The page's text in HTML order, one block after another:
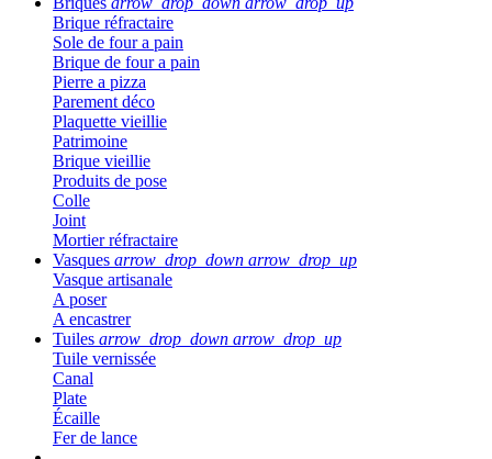
Brique réfractaire
Sole de four a pain
Brique de four a pain
Pierre a pizza
Parement déco
Plaquette vieillie
Patrimoine
Brique vieillie
Produits de pose
Colle
Joint
Mortier réfractaire
Vasques arrow_drop_down arrow_drop_up
Vasque artisanale
A poser
A encastrer
Tuiles arrow_drop_down arrow_drop_up
Tuile vernissée
Canal
Plate
Écaille
Fer de lance